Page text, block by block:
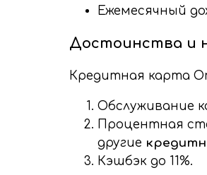
Ежемесячный
Достоинства и
Кредитная карта
Обслуживание
Процентная
другие
Кэшбэк до 11%.